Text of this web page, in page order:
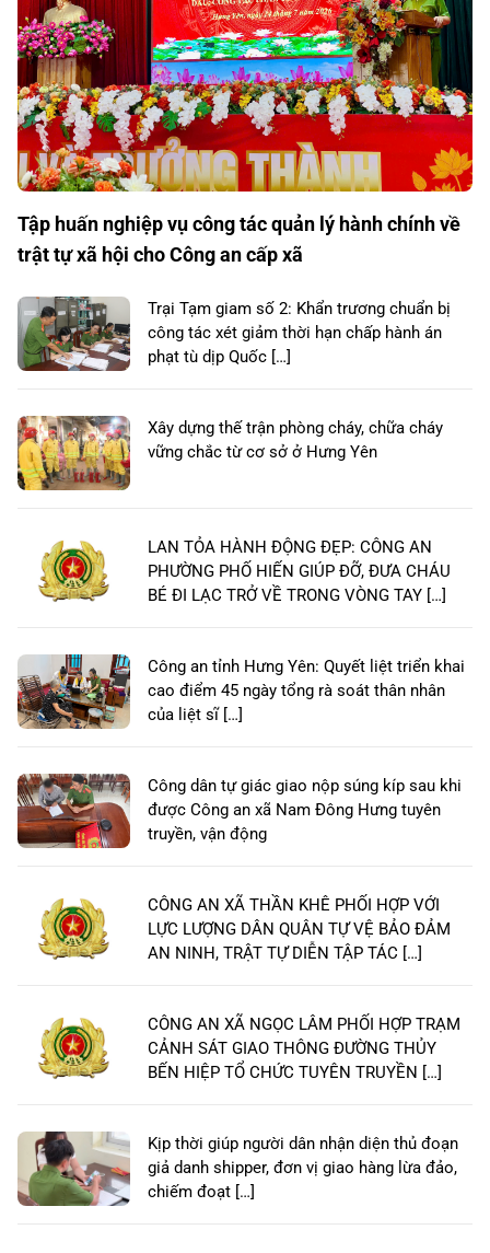
Tập huấn nghiệp vụ công tác quản lý hành chính về
trật tự xã hội cho Công an cấp xã
Trại Tạm giam số 2: Khẩn trương chuẩn bị
công tác xét giảm thời hạn chấp hành án
phạt tù dịp Quốc […]
Xây dựng thế trận phòng cháy, chữa cháy
vững chắc từ cơ sở ở Hưng Yên
LAN TỎA HÀNH ĐỘNG ĐẸP: CÔNG AN
PHƯỜNG PHỐ HIẾN GIÚP ĐỠ, ĐƯA CHÁU
BÉ ĐI LẠC TRỞ VỀ TRONG VÒNG TAY […]
Công an tỉnh Hưng Yên: Quyết liệt triển khai
cao điểm 45 ngày tổng rà soát thân nhân
của liệt sĩ […]
Công dân tự giác giao nộp súng kíp sau khi
được Công an xã Nam Đông Hưng tuyên
truyền, vận động
CÔNG AN XÃ THẦN KHÊ PHỐI HỢP VỚI
LỰC LƯỢNG DÂN QUÂN TỰ VỆ BẢO ĐẢM
AN NINH, TRẬT TỰ DIỄN TẬP TÁC […]
CÔNG AN XÃ NGỌC LÂM PHỐI HỢP TRẠM
CẢNH SÁT GIAO THÔNG ĐƯỜNG THỦY
BẾN HIỆP TỔ CHỨC TUYÊN TRUYỀN […]
Kịp thời giúp người dân nhận diện thủ đoạn
giả danh shipper, đơn vị giao hàng lừa đảo,
chiếm đoạt […]